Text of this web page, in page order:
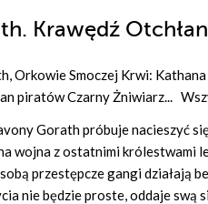
Krawędź
Orkowie Smoczej Krwi:
piratów Czarny Żniwiarz...
Gorath próbuje nacieszyć
wojna z ostatnimi królestwami
przestępcze gangi działają
nie będzie proste, oddaje swą